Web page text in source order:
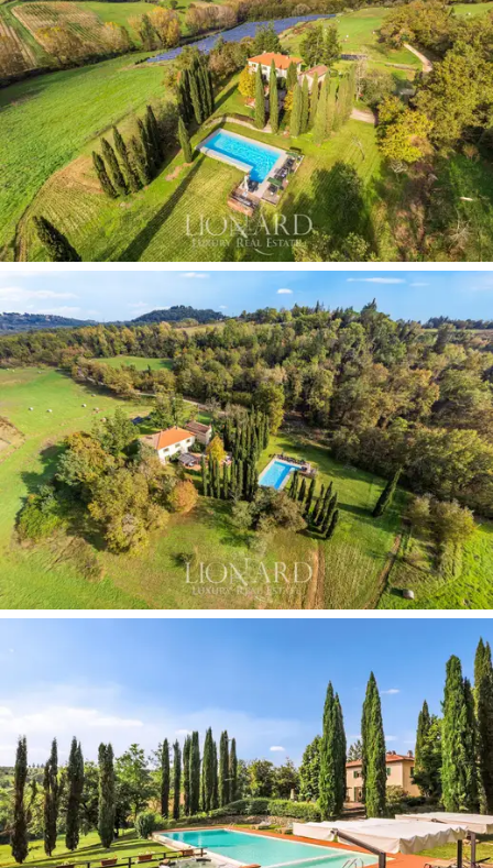
jossa on viehättävä historiallinen keskusta. . Alue ei
tunneta vain luonnonkauneudesta, vaan myös rikkaasta
viini- ja ruokakulttuuristaansekä laajasta
elämysvalikoimastaan historiallisten viinikellarien ja
tyypillisten ravintoloiden joukossa.
Huvila on poikkeuksellinen esimerkki perinteisestä
Toscanan arkkitehtuurista, joka on seurausta
huolellisestakunnostuksesta, joka on säilyttänyt
alkuperäisen luonteensa.Katot paljaine puupalkein,
antiikkiterrakottalattiat ja luonnonkiviseinät kertovat
tarinan käsityötaidosta ja alueen juurien
kunnioittamisesta. Pintojen lämpimät sävyt ja klassiset
toscanalaistyyliset kalusteet luovat huoneisiin
kodikkaan tunnelman, kun taas modernit järjestelmät
takaavat kestävän ja mukavan elämäntavan.
Päärakennuksessa on kaksi kerrosta, yhteensä530
neliömetriä. Pohjakerroksessa on tilava olohuone, joka
koostuu keittiöstä, tyylikkäästä takkahuoneesta ja
ruokailutilasta, joka sopii erinomaisesti lukuisten
kahden hengen makuuhuone, jossa on oma
kylpyhuone. Ensimmäiseen kerrokseen nousee kuusi
ilmastoitua kahden hengen huonetta, joista kaksi on
perhesviittiä, jotka sopivat ihanteellisesti lapsiperheille,
ja niissä on yhdistettävät huoneet ja oma kylpyhuone.
Joissakin huoneissa on myös parvi, jota voidaan käyttää
työhuoneena tai vaatekaappina.